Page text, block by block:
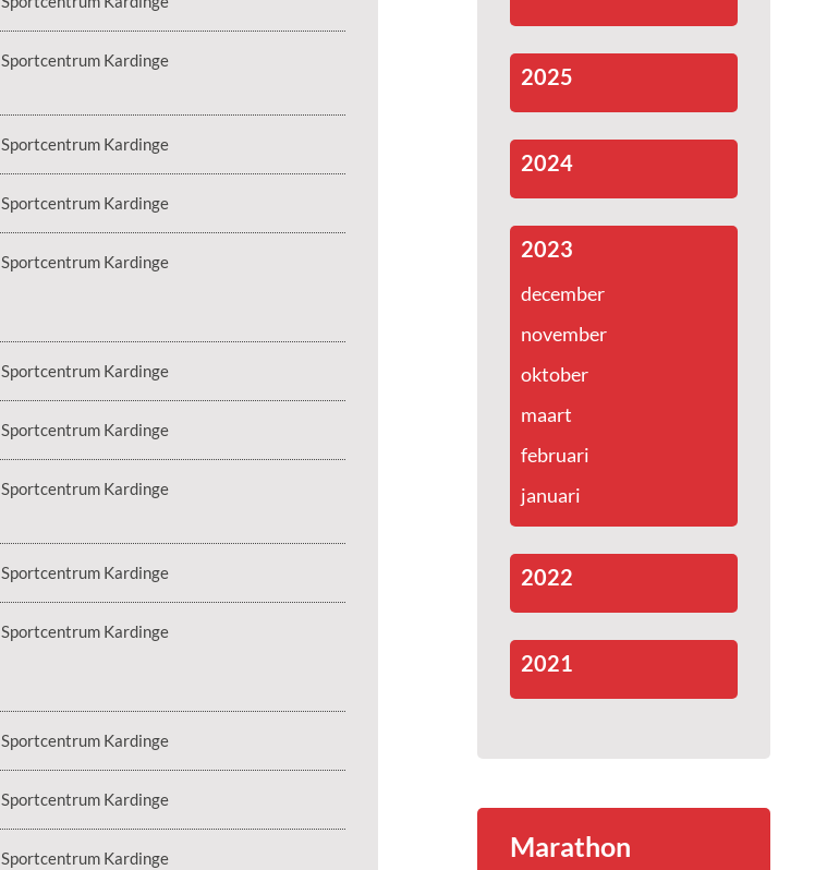
Sportcentrum Kardinge
Sportcentrum Kardinge
Sportcentrum Kardinge
Sportcentrum Kardinge
Sportcentrum Kardinge
Sportcentrum Kardinge
Sportcentrum Kardinge
Sportcentrum Kardinge
Sportcentrum Kardinge
Sportcentrum Kardinge
Sportcentrum Kardinge
Sportcentrum Kardinge
2025
2024
2023
december
november
oktober
maart
februari
januari
2022
2021
Marathon